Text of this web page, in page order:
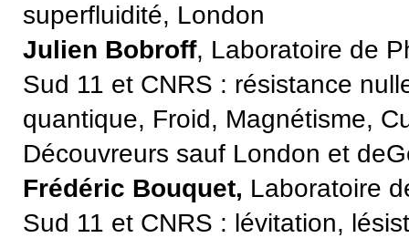
superfluidité, London
Julien Bobroff, Laboratoire de
Sud 11 et CNRS : résistance
quantique, Froid, Magnétisme,
Découvreurs sauf London et
Frédéric Bouquet, Laboratoire
Sud 11 et CNRS : lévitation,